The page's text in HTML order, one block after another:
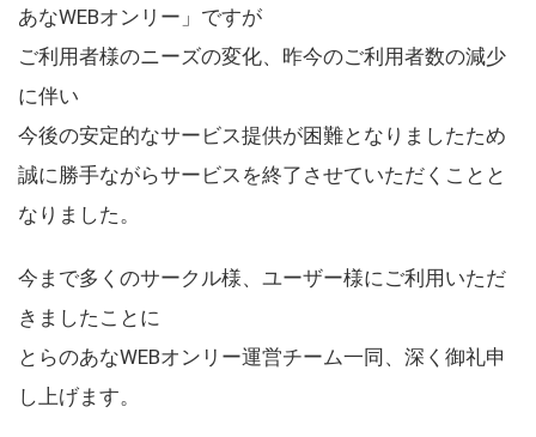
あなWEBオンリー」ですが
ご利用者様のニーズの変化、昨今のご利用者数の減少
に伴い
今後の安定的なサービス提供が困難となりましたため
誠に勝手ながらサービスを終了させていただくことと
なりました。
今まで多くのサークル様、ユーザー様にご利用いただ
きましたことに
とらのあなWEBオンリー運営チーム一同、深く御礼申
し上げます。